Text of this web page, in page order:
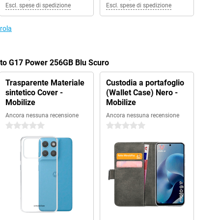
Escl. spese di spedizione
Escl. spese di spedizione
G17 Power 256GB Blu Scuro
Trasparente Materiale
sintetico Cover -
Mobilize
Ancora nessuna recensione
0 stelle
Custodia a portafoglio
(Wallet Case) Nero -
Mobilize
Ancora nessuna recensione
0 stelle